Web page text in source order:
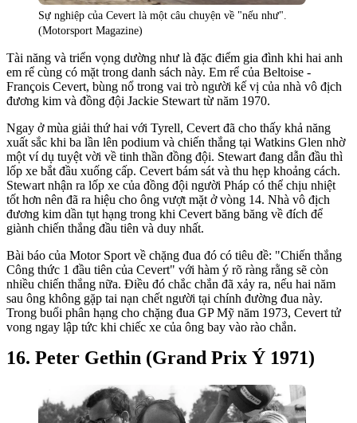
Sự nghiệp của Cevert là một câu chuyện về "nếu như".
(Motorsport Magazine)
Tài năng và triển vọng dường như là đặc điểm gia đình khi hai anh
em rể cùng có mặt trong danh sách này. Em rể của Beltoise -
François Cevert, bùng nổ trong vai trò người kế vị của nhà vô địch
đương kim và đồng đội Jackie Stewart từ năm 1970.
Ngay ở mùa giải thứ hai với Tyrell, Cevert đã cho thấy khả năng
xuất sắc khi ba lần lên podium và chiến thắng tại Watkins Glen nhờ
một ví dụ tuyệt vời về tinh thần đồng đội. Stewart đang dẫn đầu thì
lốp xe bắt đầu xuống cấp. Cevert bám sát và thu hẹp khoảng cách.
Stewart nhận ra lốp xe của đồng đội người Pháp có thể chịu nhiệt
tốt hơn nên đã ra hiệu cho ông vượt mặt ở vòng 14. Nhà vô địch
đương kim dần tụt hạng trong khi Cevert băng băng về đích để
giành chiến thắng đầu tiên và duy nhất.
Bài báo của Motor Sport về chặng đua đó có tiêu đề: "Chiến thắng
Công thức 1 đầu tiên của Cevert" với hàm ý rõ ràng rằng sẽ còn
nhiều chiến thắng nữa. Điều đó chắc chắn đã xảy ra, nếu hai năm
sau ông không gặp tai nạn chết người tại chính đường đua này.
Trong buổi phân hạng cho chặng đua GP Mỹ năm 1973, Cevert tử
vong ngay lập tức khi chiếc xe của ông bay vào rào chắn.
Peter Gethin (Grand Prix Ý 1971)